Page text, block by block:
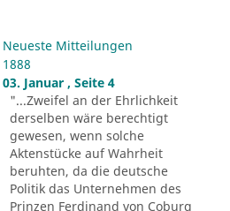
Neueste Mitteilungen
1888
03. Januar , Seite 4
"...Zweifel an der Ehrlichkeit
derselben wäre berechtigt
gewesen, wenn solche
Aktenstücke auf Wahrheit
beruhten, da die deutsche
Politik das Unternehmen des
Prinzen Ferdinand von Coburg